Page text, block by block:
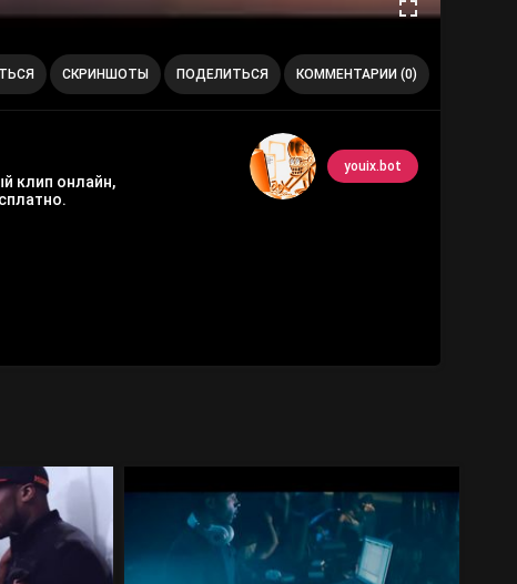
СКРИНШОТЫ ПОДЕЛИТЬСЯ КОММЕНТАРИИ (0)
youix.bot
клип онлайн,